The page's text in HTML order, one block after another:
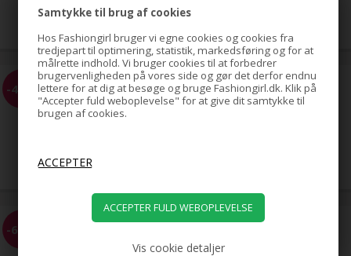
Samtykke til brug af cookies
Hos Fashiongirl bruger vi egne cookies og cookies fra
tredjepart til optimering, statistik, markedsføring og for at
målrette indhold. Vi bruger cookies til at forbedrer
brugervenligheden på vores side og gør det derfor endnu
lettere for at dig at besøge og bruge Fashiongirl.dk. Klik på
"Accepter fuld weboplevelse" for at give dit samtykke til
brugen af cookies.
Vis cookie detaljer
39,00
29,00
-41% Topsy Tail - Pakke med 2 stk
-61% Messy Bun Hårelastik med